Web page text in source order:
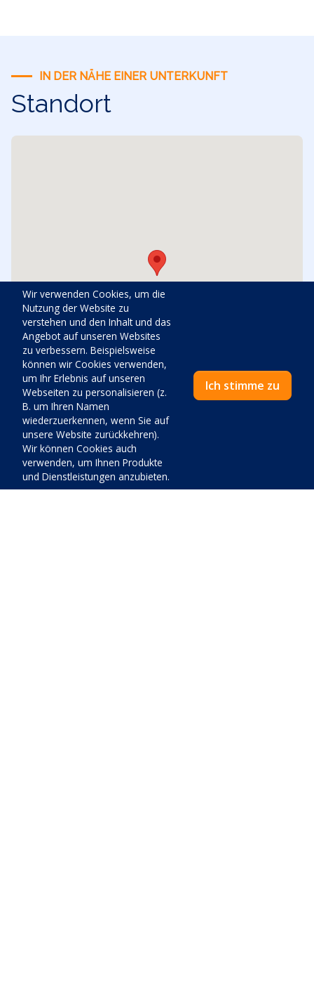
IN DER NÄHE EINER UNTERKUNFT
Standort
Entfernungen
Zentrum:200m
Wir verwenden Cookies, um die
Nutzung der Website zu
verstehen und den Inhalt und das
Angebot auf unseren Websites
zu verbessern. Beispielsweise
können wir Cookies verwenden,
um Ihr Erlebnis auf unseren
Webseiten zu personalisieren (z.
B. um Ihren Namen
wiederzuerkennen, wenn Sie auf
unsere Website zurückkehren).
Wir können Cookies auch
verwenden, um Ihnen Produkte
und Dienstleistungen anzubieten.
Ich stimme zu